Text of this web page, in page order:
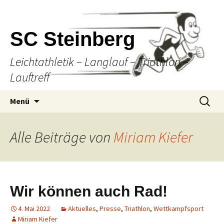
SC Steinberg
Leichtathletik – Langlauf – Triathlon –
Lauftreff
Menü
Suche
nach:
Alle Beiträge von Miriam Kiefer
Wir können auch Rad!
4. Mai 2022 Aktuelles, Presse, Triathlon, Wettkampfsport
Miriam Kiefer